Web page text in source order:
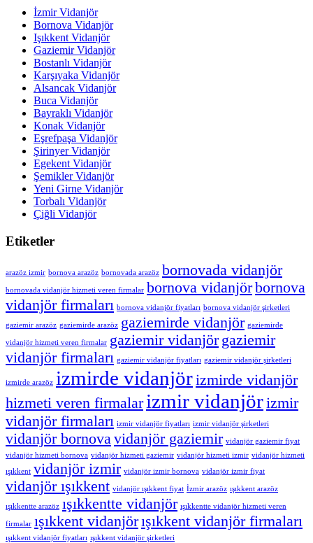
İzmir Vidanjör
Bornova Vidanjör
Işıkkent Vidanjör
Gaziemir Vidanjör
Bostanlı Vidanjör
Karşıyaka Vidanjör
Alsancak Vidanjör
Buca Vidanjör
Bayraklı Vidanjör
Konak Vidanjör
Eşrefpaşa Vidanjör
Şirinyer Vidanjör
Egekent Vidanjör
Şemikler Vidanjör
Yeni Girne Vidanjör
Torbalı Vidanjör
Çiğli Vidanjör
Etiketler
arazöz izmir bornova arazöz bornovada arazöz bornovada vidanjör
bornovada vidanjör hizmeti veren firmalar bornova vidanjörbornova
vidanjör firmaları bornova vidanjör fiyatları bornova vidanjör şirketleri
gaziemir arazöz gaziemirde arazöz gaziemirde vidanjör gaziemirde
vidanjör hizmeti veren firmalar gaziemir vidanjör gaziemir
vidanjör firmaları gaziemir vidanjör fiyatları gaziemir vidanjör şirketleri
izmirde arazöz izmirde vidanjörizmirde vidanjör
hizmeti veren firmalar izmir vidanjörizmir
vidanjör firmaları izmir vidanjör fiyatları izmir vidanjör şirketleri
vidanjör bornovavidanjör gaziemir vidanjör gaziemir fiyat
vidanjör hizmeti bornova vidanjör hizmeti gaziemir vidanjör hizmeti izmir vidanjör hizmeti
ışıkkent vidanjör izmir vidanjör izmir bornova vidanjör izmir fiyat
vidanjör ışıkkent vidanjör ışıkkent fiyat İzmir arazöz ışıkkent arazöz
ışıkkentte arazöz ışıkkentte vidanjör ışıkkentte vidanjör hizmeti veren
firmalar ışıkkent vidanjörışıkkent vidanjör firmaları
ışıkkent vidanjör fiyatları ışıkkent vidanjör şirketleri